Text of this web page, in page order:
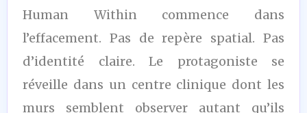
Human Within commence dans
l’effacement. Pas de repère spatial. Pas
d’identité claire. Le protagoniste se
réveille dans un centre clinique dont les
murs semblent observer autant qu’ils